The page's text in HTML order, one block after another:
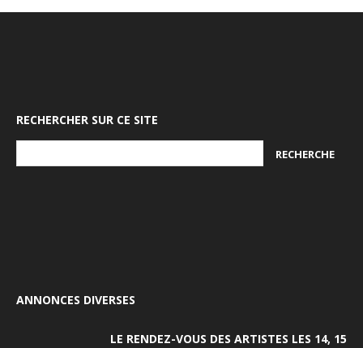
RECHERCHER SUR CE SITE
ANNONCES DIVERSES
LE RENDEZ-VOUS DES ARTISTES LES 14, 15